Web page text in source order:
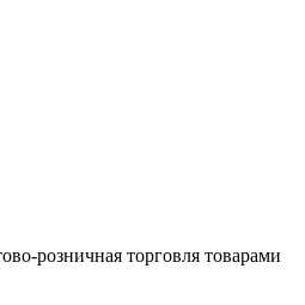
розничная торговля товарами